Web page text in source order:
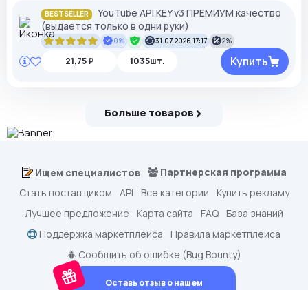
BESTSELLER
YouTube API KEY v3 ПРЕМИУМ качество
(выдается только в одни руки)
0% 31.07.2026 17:17 2%
21,75 ₽ 1035шт. Купить
Больше товаров
Ищем специалистов
Партнерская программа
Стать поставщиком
API Все категории
Купить рекламу
Лучшее предложение
Карта сайта FAQ
База знаний
Поддержка маркетплейса
Правила маркетплейса
🪲 Сообщить об ошибке (Bug Bounty)
Оставь отзыв о нашем